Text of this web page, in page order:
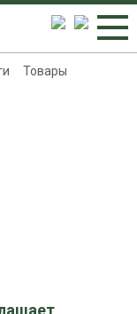
Товары